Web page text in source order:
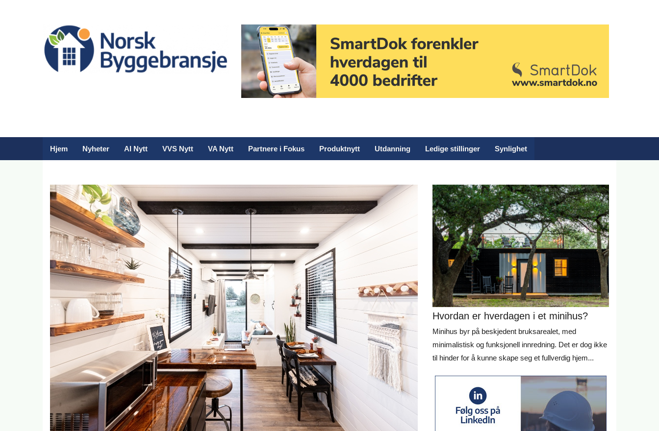
Hjem Nyheter AI Nytt VVS Nytt VA Nytt Partnere i Fokus Produktnytt Utdanning Ledige stillinger Synlighet
Hvordan er hverdagen i et minihus?
Minihus byr på beskjedent bruksarealet, med
minimalistisk og funksjonell innredning. Det er dog ikke
til hinder for å kunne skape seg et fullverdig hjem...